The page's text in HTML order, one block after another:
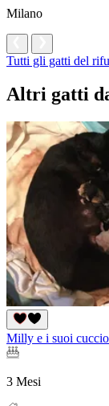
Milano
Tutti gli gatti del
Altri gatti
Milly e i suoi
3 Mesi